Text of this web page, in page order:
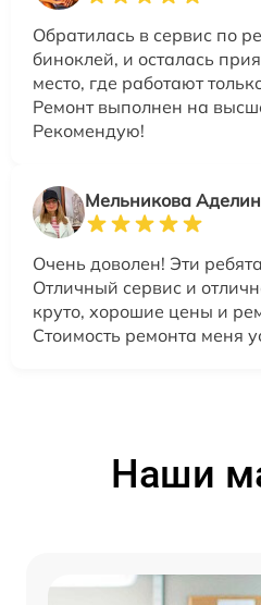
Обратилась в сервис по
биноклей, и осталась
место, где работают
Ремонт выполнен на
Рекомендую!
Мельникова
Очень доволен! Эти
Отличный сервис и
круто, хорошие цены и
Стоимость ремонта меня
Наши